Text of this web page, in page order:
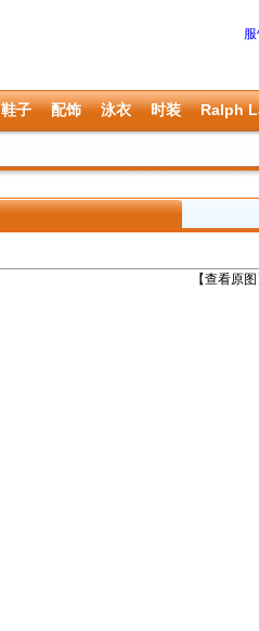
鞋子 配饰 泳衣 时装 Ralph
【查看原
上一张